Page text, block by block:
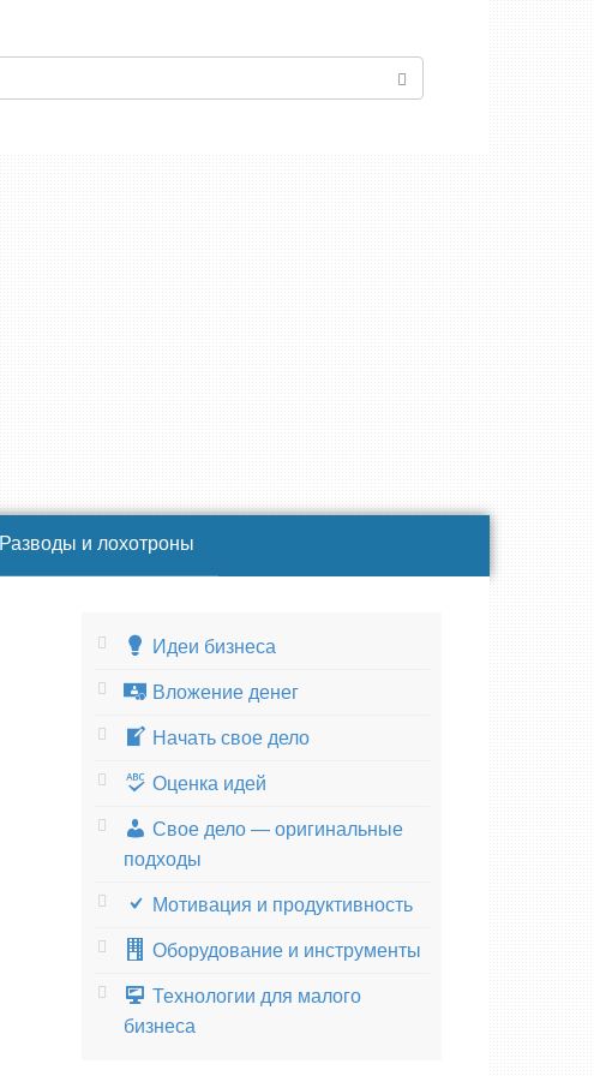
Разводы и лохотроны
Идеи бизнеса
Вложение денег
Начать свое дело
Оценка идей
Свое дело — оригинальные
подходы
Мотивация и продуктивность
Оборудование и инструменты
Технологии для малого
бизнеса